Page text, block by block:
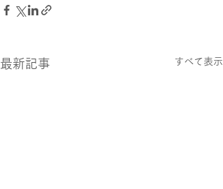
最新記事 すべて表示